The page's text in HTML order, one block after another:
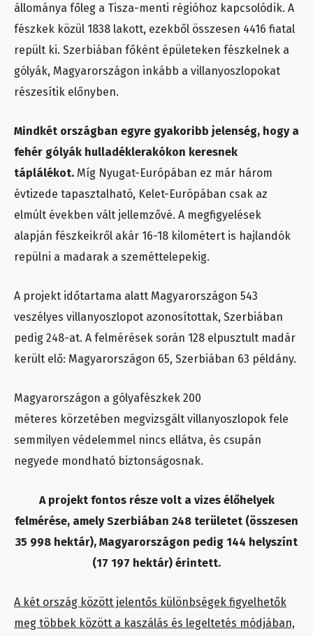
állománya főleg a Tisza-menti régióhoz kapcsolódik. A
fészkek közül 1838 lakott, ezekből összesen 4416 fiatal
repült ki. Szerbiában főként épületeken fészkelnek a
gólyák, Magyarországon inkább a villanyoszlopokat
részesítik előnyben.
Mindkét országban egyre gyakoribb jelenség, hogy a
fehér gólyák hulladéklerakókon keresnek
táplálékot. Míg Nyugat-Európában ez már három
évtizede tapasztalható, Kelet-Európában csak az
elmúlt években vált jellemzővé. A megfigyelések
alapján fészkeikről akár 16-18 kilométert is hajlandók
repülni a madarak a szeméttelepekig.
A projekt időtartama alatt Magyarországon 543
veszélyes villanyoszlopot azonosítottak, Szerbiában
pedig 248-at. A felmérések során 128 elpusztult madár
került elő: Magyarországon 65, Szerbiában 63 példány.
Magyarországon a gólyafészkek 200
méteres körzetében megvizsgált villanyoszlopok fele
semmilyen védelemmel nincs ellátva, és csupán
negyede mondható biztonságosnak.
A projekt fontos része volt a vizes élőhelyek
felmérése, amely Szerbiában 248 területet (összesen
35 998 hektár), Magyarországon pedig 144 helyszínt
(17 197 hektár) érintett.
A két ország között jelentős különbségek figyelhetők
meg többek között a kaszálás és legeltetés módjában,